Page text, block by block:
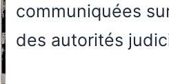
communiquées
des autorités